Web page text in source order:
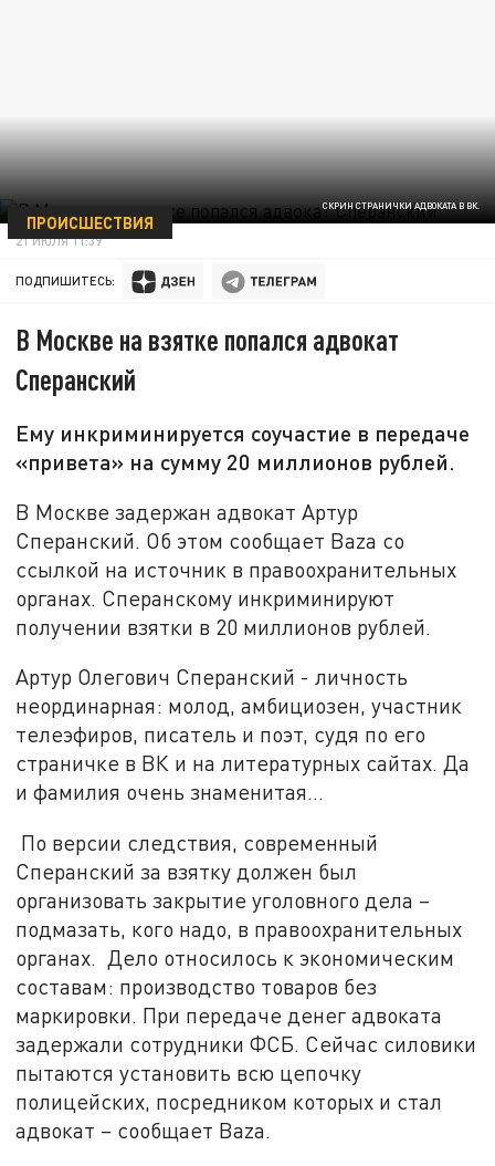
СКРИН СТРАНИЧКИ АДВОКАТА В ВК.
ПРОИСШЕСТВИЯ
21 ИЮЛЯ 11:39
ПОДПИШИТЕСЬ:
В Москве на взятке попался адвокат
Сперанский
Ему инкриминируется соучастие в передаче
«привета» на сумму 20 миллионов рублей.
В Москве задержан адвокат Артур
Сперанский. Об этом сообщает Baza со
ссылкой на источник в правоохранительных
органах. Сперанскому инкриминируют
получении взятки в 20 миллионов рублей.
Артур Олегович Сперанский - личность
неординарная: молод, амбициозен, участник
телеэфиров, писатель и поэт, судя по его
страничке в ВК и на литературных сайтах. Да
и фамилия очень знаменитая...
По версии следствия, современный
Сперанский за взятку должен был
организовать закрытие уголовного дела –
подмазать, кого надо, в правоохранительных
органах. Дело относилось к экономическим
составам: производство товаров без
маркировки. При передаче денег адвоката
задержали сотрудники ФСБ. Сейчас силовики
пытаются установить всю цепочку
полицейских, посредником которых и стал
адвокат – сообщает Baza.